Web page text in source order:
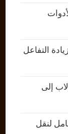
التفاعل
إلى
لنقل